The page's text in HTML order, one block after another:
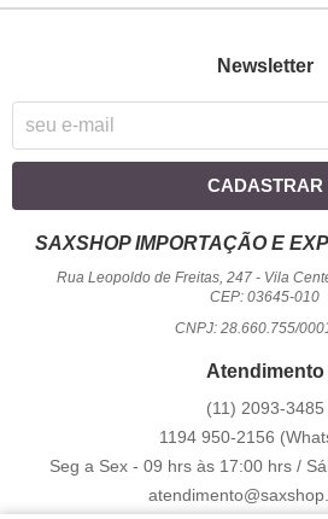
Newsletter
CADASTRAR
SAXSHOP IMPORTAÇÃO E
Rua Leopoldo de Freitas, 247- Vila
CEP: 03645-010
CNPJ: 28.660.755/
Atendimento
(11) 2093-3485
1194 950-2156
Seg a Sex - 09 hrs às 17:00 hrs /